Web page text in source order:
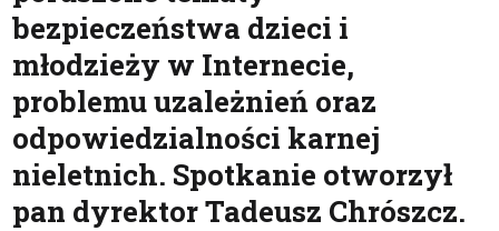
bezpieczeństwa dzieci i
młodzieży w Internecie,
problemu uzależnień oraz
odpowiedzialności karnej
nieletnich. Spotkanie otworzył
pan dyrektor Tadeusz Chrószcz.